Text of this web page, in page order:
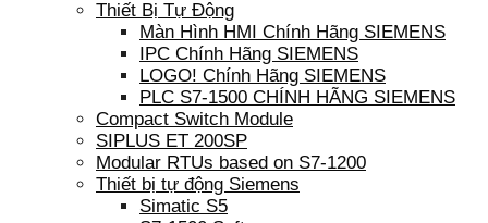
Thiết Bị Tự Động
Màn Hình HMI Chính Hãng SIEMENS
IPC Chính Hãng SIEMENS
LOGO! Chính Hãng SIEMENS
PLC S7-1500 CHÍNH HÃNG SIEMENS
Compact Switch Module
SIPLUS ET 200SP
Modular RTUs based on S7-1200
Thiết bị tự động Siemens
Simatic S5